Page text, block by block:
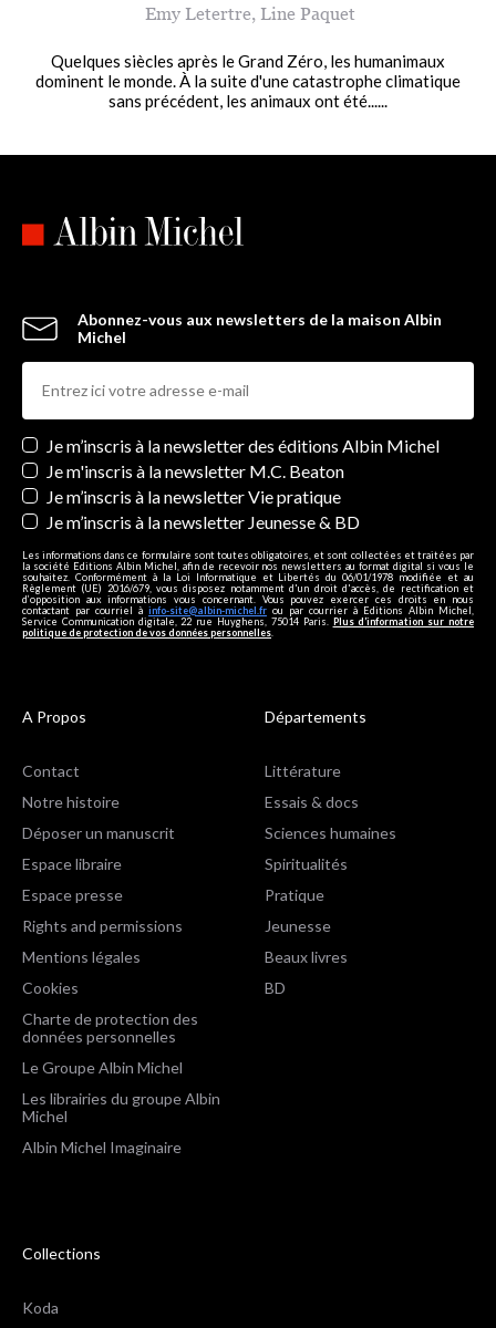
Emy Letertre, Line Paquet
Quelques siècles après le Grand Zéro, les humanimaux
dominent le monde. À la suite d'une catastrophe climatique
sans précédent, les animaux ont été......
Abonnez-vous aux newsletters de la maison Albin
Michel
Newsletters
Je m’inscris à la newsletter des éditions Albin Michel
Je m'inscris à la newsletter M.C. Beaton
Je m’inscris à la newsletter Vie pratique
Je m’inscris à la newsletter Jeunesse & BD
Les informations dans ce formulaire sont toutes obligatoires, et sont collectées et traitées par
la société Editions Albin Michel, afin de recevoir nos newsletters au format digital si vous le
souhaitez. Conformément à la Loi Informatique et Libertés du 06/01/1978 modifiée et au
Règlement (UE) 2016/679, vous disposez notamment d'un droit d'accès, de rectification et
d’opposition aux informations vous concernant. Vous pouvez exercer ces droits en nous
contactant par courriel à info-site@albin-michel.fr ou par courrier à Editions Albin Michel,
Service Communication digitale, 22 rue Huyghens, 75014 Paris. Plus d’information sur notre
politique de protection de vos données personnelles
A Propos
Contact
Notre histoire
Déposer un manuscrit
Espace libraire
Espace presse
Rights and permissions
Mentions légales
Cookies
Charte de protection des
données personnelles
Le Groupe Albin Michel
Les librairies du groupe Albin
Michel
Albin Michel Imaginaire
Départements
Littérature
Essais & docs
Sciences humaines
Spiritualités
Pratique
Jeunesse
Beaux livres
BD
Collections
Koda